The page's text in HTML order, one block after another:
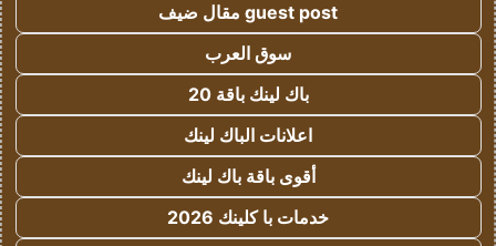
guest post مقال ضيف
سوق العرب
باك لينك باقة 20
اعلانات الباك لينك
أقوى باقة باك لينك
خدمات با كلينك 2026